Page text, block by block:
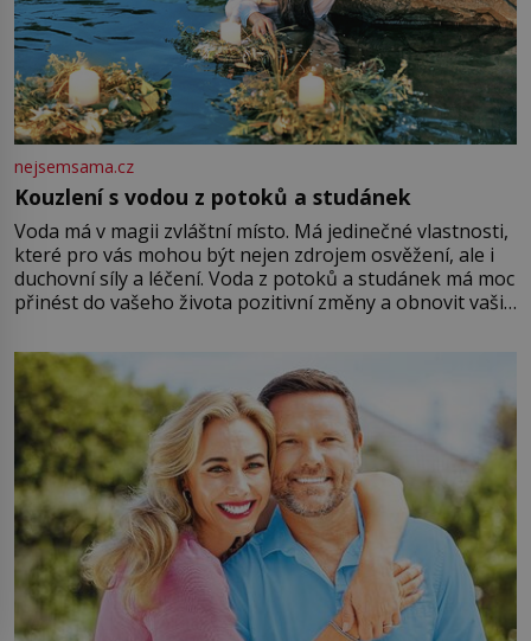
nejsemsama.cz
Kouzlení s vodou z potoků a studánek
Voda má v magii zvláštní místo. Má jedinečné vlastnosti,
které pro vás mohou být nejen zdrojem osvěžení, ale i
duchovní síly a léčení. Voda z potoků a studánek má moc
přinést do vašeho života pozitivní změny a obnovit vaši
můžete obohatit své rituály a přinést do svého života
větší harmonii a klid. Je důležité